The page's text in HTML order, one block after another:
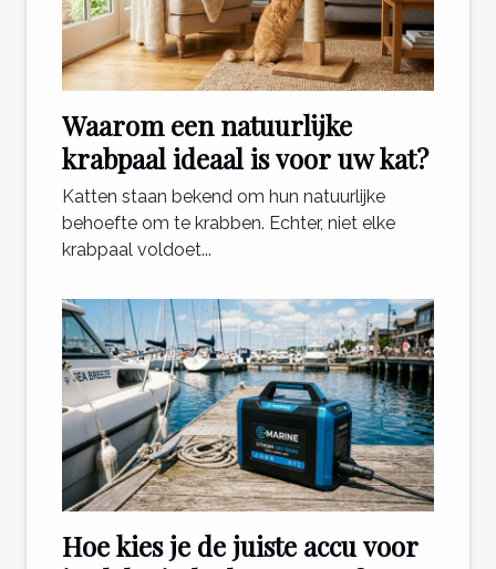
Waarom een natuurlijke
krabpaal ideaal is voor uw kat?
Katten staan bekend om hun natuurlijke
behoefte om te krabben. Echter, niet elke
krabpaal voldoet...
Hoe kies je de juiste accu voor